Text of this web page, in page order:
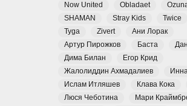
Now United
Obladaet
SHAMAN
Stray Kids Twice
Tyga
Zivert
Ани Лорак
Артур Пирожков
Баста
Дима Билан
Егор Крид
Жалолиддин Ахмадалиев
Ислам Итляшев
Клава Кока
Люся Чеботина
Мари